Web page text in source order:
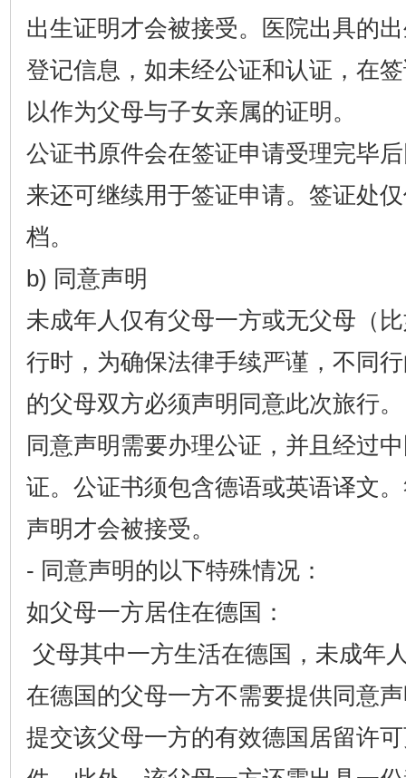
出生证明才会被接受。医院出具的
登记信息，如未经公证和认证，在
以作为父母与子女亲属的证明。
公证书原件会在签证申请受理完毕
来还可继续用于签证申请。签证处
档。
b) 同意声明
未成年人仅有父母一方或无父母（
行时，为确保法律手续严谨，不同
的父母双方必须声明同意此次旅行。
同意声明需要办理公证，并且经过
证。公证书须包含德语或英语译文
声明才会被接受。
- 同意声明的以下特殊情况：
如父母一方居住在德国：
父母其中一方生活在德国，未成年
在德国的父母一方不需要提供同意
提交该父母一方的有效德国居留许